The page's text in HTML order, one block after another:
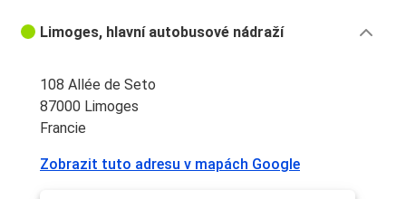
Limoges, hlavní autobusové nádraží
108 Allée de Seto
87000 Limoges
Francie
Zobrazit tuto adresu v mapách Google